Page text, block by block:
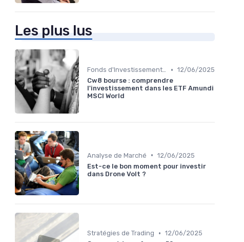
Les plus lus
Fonds d'Investissement et ETF • 12/06/2025
Cw8 bourse : comprendre
l'investissement dans les ETF Amundi
MSCI World
Analyse de Marché • 12/06/2025
Est-ce le bon moment pour investir
dans Drone Volt ?
Stratégies de Trading • 12/06/2025